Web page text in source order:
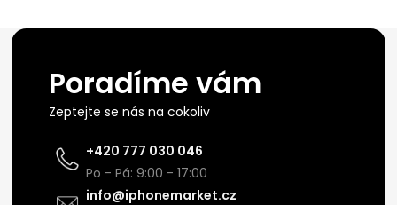
Poradíme vám
Zeptejte se nás na cokoliv
+420 777 030 046
Po - Pá: 9:00 - 17:00
info@iphonemarket.cz